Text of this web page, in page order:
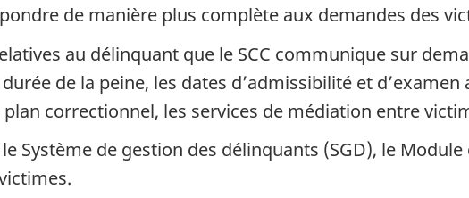
de manière plus complète aux demandes des
au délinquant que le SCC communique sur
de la peine, les dates d’admissibilité et
correctionnel, les services de médiation entre
Système de gestion des délinquants (SGD), le